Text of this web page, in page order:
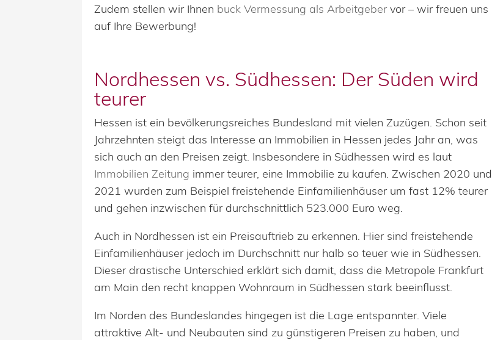
Zudem stellen wir Ihnen buck Vermessung als Arbeitgebervor – wir freuen uns
auf Ihre Bewerbung!
Nordhessen vs. Südhessen: Der Süden wird
teurer
Hessen ist ein bevölkerungsreiches Bundesland mit vielen Zuzügen. Schon seit
Jahrzehnten steigt das Interesse an Immobilien in Hessen jedes Jahr an, was
sich auch an den Preisen zeigt. Insbesondere in Südhessen wird es laut
Immobilien Zeitung immer teurer, eine Immobilie zu kaufen. Zwischen 2020 und
2021 wurden zum Beispiel freistehende Einfamilienhäuser um fast 12% teurer
und gehen inzwischen für durchschnittlich 523.000 Euro weg.
Auch in Nordhessen ist ein Preisauftrieb zu erkennen. Hier sind freistehende
Einfamilienhäuser jedoch im Durchschnitt nur halb so teuer wie in Südhessen.
Dieser drastische Unterschied erklärt sich damit, dass die Metropole Frankfurt
am Main den recht knappen Wohnraum in Südhessen stark beeinflusst.
Im Norden des Bundeslandes hingegen ist die Lage entspannter. Viele
attraktive Alt- und Neubauten sind zu günstigeren Preisen zu haben, und